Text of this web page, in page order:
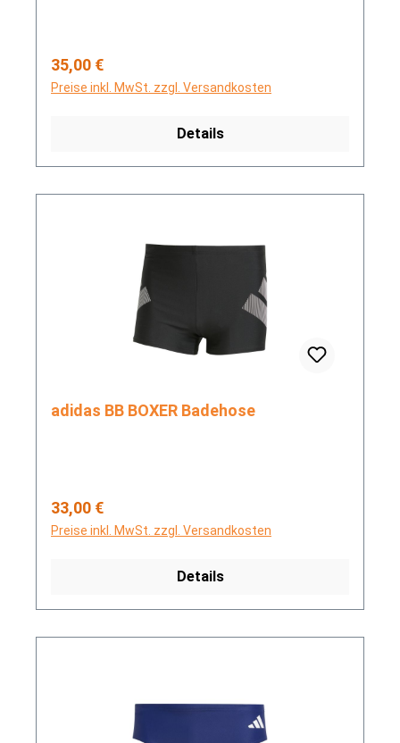
Regulärer Preis:
35,00 €
Preise inkl. MwSt. zzgl. Versandkosten
Details
adidas BB BOXER Badehose
Regulärer Preis:
33,00 €
Preise inkl. MwSt. zzgl. Versandkosten
Details